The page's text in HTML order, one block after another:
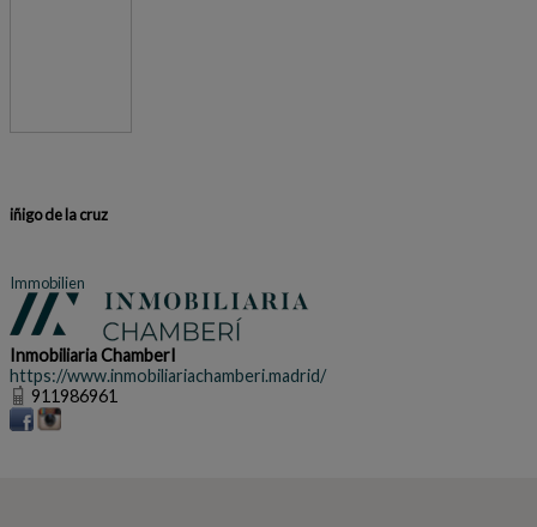
iñigo de la cruz
Immobilien
Inmobiliaria ChamberI
https://www.inmobiliariachamberi.madrid/
911986961